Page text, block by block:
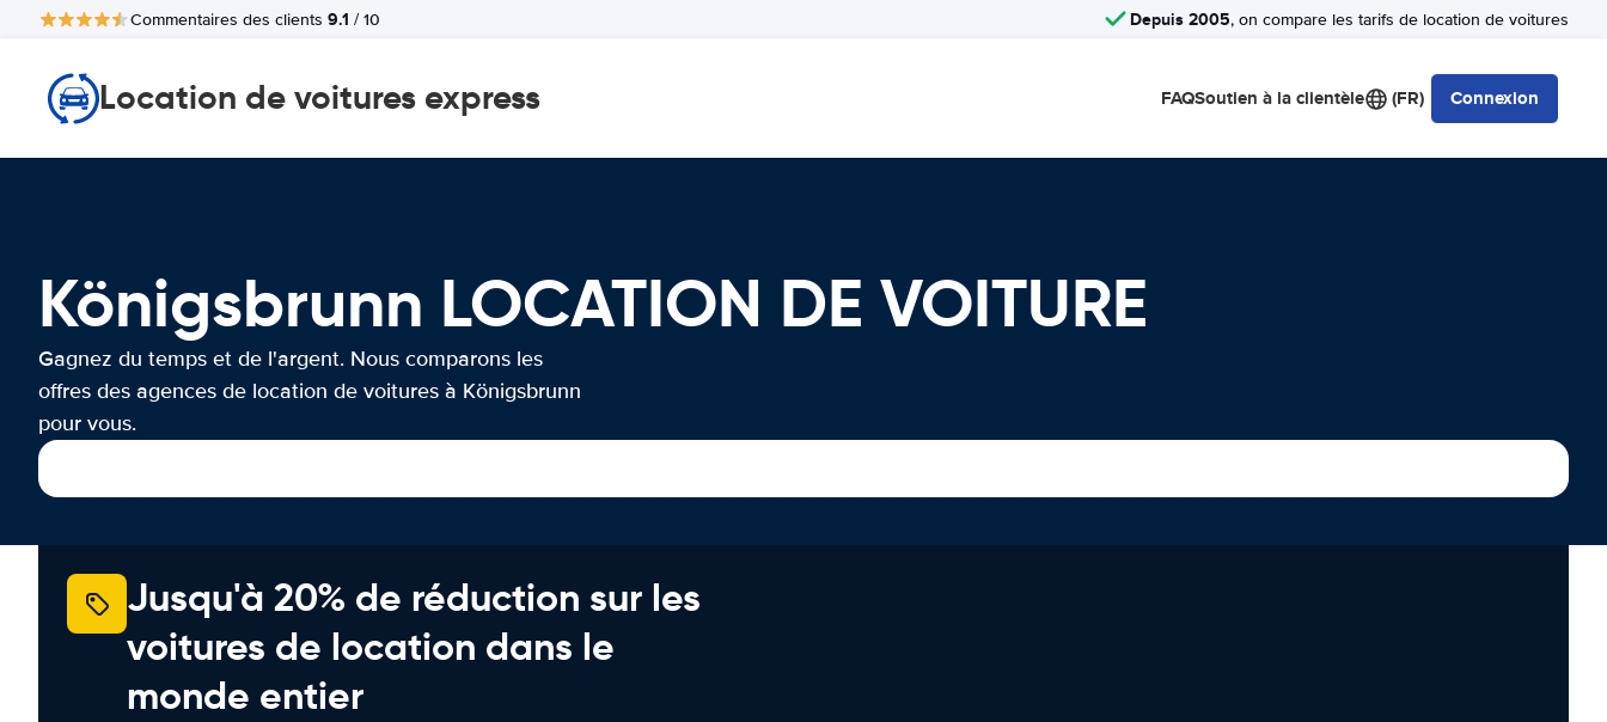
Commentaires des clients 9.1 / 10 Depuis 2005, on compare les tarifs de location de voitures
Location de voitures express FAQSoutien à la clientèle (FR) Connexion
Königsbrunn LOCATION DE VOITURE
Gagnez du temps et de l'argent. Nous comparons les
offres des agences de location de voitures à Königsbrunn
pour vous.
Jusqu'à 20% de réduction sur les
voitures de location dans le
monde entier